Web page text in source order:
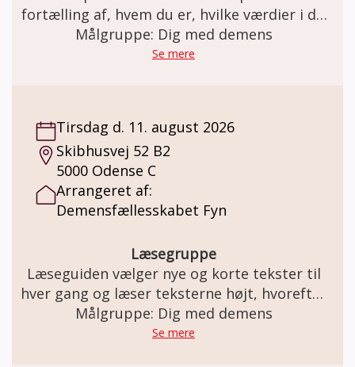
deltagere.
fortælling af, hvem du er, hvilke værdier i dit
liv der er vigtige. Livsplakat Udarbejdelse af
en livsplakat tilbydes dig der har en
vigtige årstal, begivenheder, fødselsdage,
ens musiksmag, yndlingsret og meget mere.
Livsplakaten giver dig mulighed for at
fortælle ”Hvem er jeg?”. Fortællinger om
sider af dig selv og hvem du er som person.
Plakaten laver du sammen med Hans-Jørgen
igennem ca. 3 fortrolige samtaler af en
times varighed, det alene eller sammen med
en pårørende. Pris: Plakaten er gratis. En
ramme til plakaten koster kr. 100,-
Målgruppe: Dig med demens
Se mere
Tirsdag d. 11. august 2026
Skibhusvej 52 B2
5000 Odense C
Arrangeret af:
Demensfællesskabet Fyn
Læsegruppe
Læseguiden vælger nye og korte tekster til
hver gang og læser teksterne højt, hvorefter
der lægges op til en snak.
Målgruppe: Dig med demens
Se mere